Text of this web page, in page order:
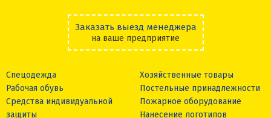
Заказать выезд менеджера
на ваше предприятие
Спецодежда
Рабочая обувь
Средства индивидуальной
защиты
Хозяйственные товары
Постельные принадлежности
Пожарное оборудование
Нанесение логотипов